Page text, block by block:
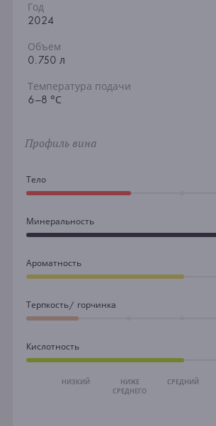
Год
2024
Объем
0.750 л
Температура подачи
6–8 °С
Профиль вина
Тело
Минеральность
Ароматность
Терпкость/ горчинка
Кислотность
НИЗКИЙ
НИЖЕ
СРЕДНЕГО
СРЕДНИЙ